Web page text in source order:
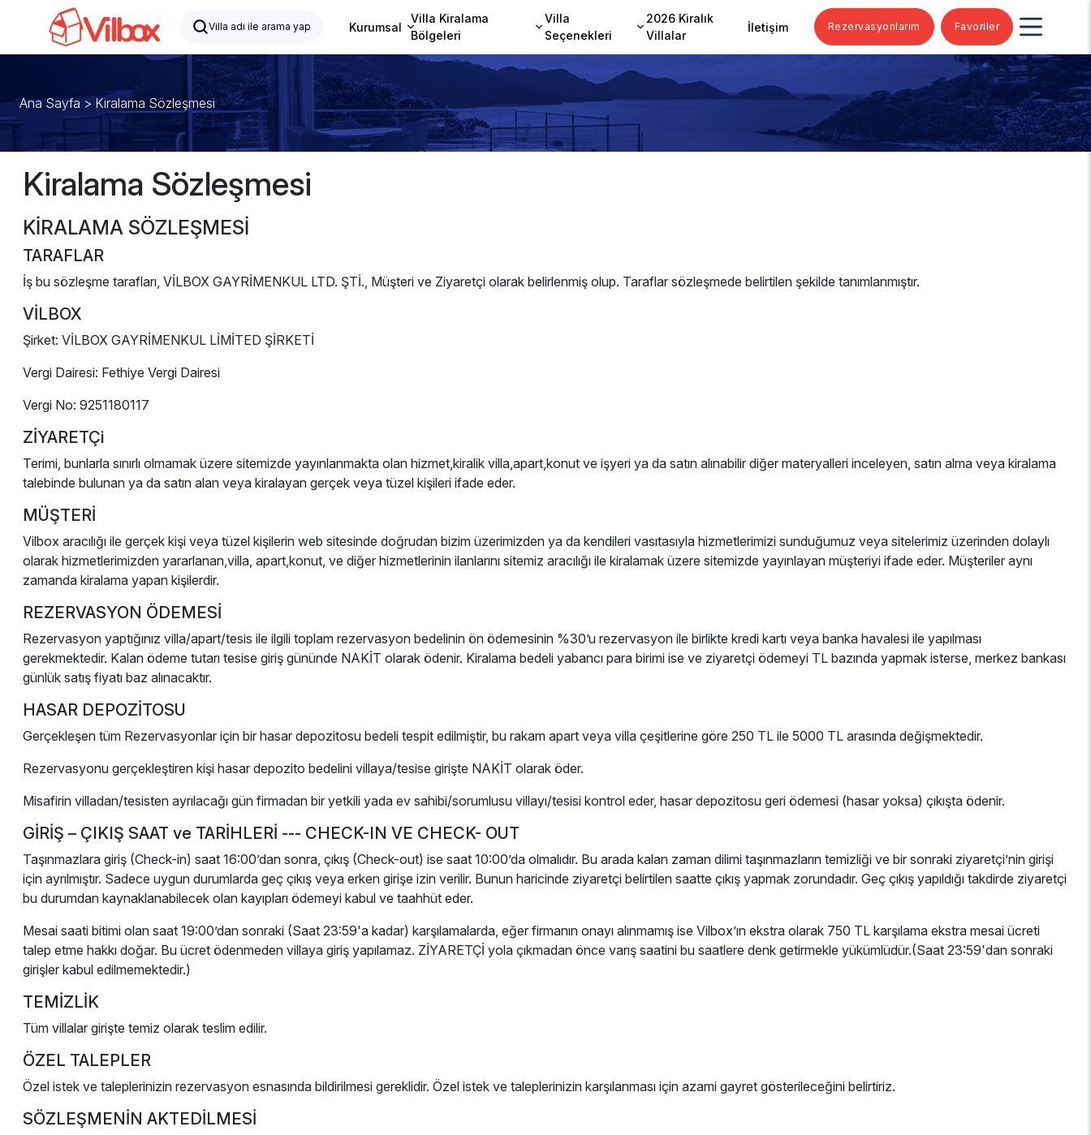
Kurumsal
Villa Kiralama
Bölgeleri
Villa
Seçenekleri
2026 Kiralık
Villalar
İletişim Rezervasyonlarım Favoriler
Ana Sayfa > Kiralama Sözleşmesi
Kiralama Sözleşmesi
KİRALAMA SÖZLEŞMESİ
TARAFLAR
İş bu sözleşme tarafları, VİLBOX GAYRİMENKUL LTD. ŞTİ., Müşteri ve Ziyaretçi olarak belirlenmiş olup. Taraflar sözleşmede belirtilen şekilde tanımlanmıştır.
VİLBOX
Şirket: VİLBOX GAYRİMENKUL LİMİTED ŞİRKETİ
Vergi Dairesi: Fethiye Vergi Dairesi
Vergi No: 9251180117
ZİYARETÇi
Terimi, bunlarla sınırlı olmamak üzere sitemizde yayınlanmakta olan hizmet,kiralik villa,apart,konut ve işyeri ya da satın alınabilir diğer materyalleri inceleyen, satın alma veya kiralama
talebinde bulunan ya da satın alan veya kiralayan gerçek veya tüzel kişileri ifade eder.
MÜŞTERİ
Vilbox aracılığı ile gerçek kişi veya tüzel kişilerin web sitesinde doğrudan bizim üzerimizden ya da kendileri vasıtasıyla hizmetlerimizi sunduğumuz veya sitelerimiz üzerinden dolaylı
olarak hizmetlerimizden yararlanan,villa, apart,konut, ve diğer hizmetlerinin ilanlarını sitemiz aracılığı ile kiralamak üzere sitemizde yayınlayan müşteriyi ifade eder. Müşteriler aynı
zamanda kiralama yapan kişilerdir.
REZERVASYON ÖDEMESİ
Rezervasyon yaptığınız villa/apart/tesis ile ilgili toplam rezervasyon bedelinin ön ödemesinin %30’u rezervasyon ile birlikte kredi kartı veya banka havalesi ile yapılması
gerekmektedir. Kalan ödeme tutarı tesise giriş gününde NAKİT olarak ödenir. Kiralama bedeli yabancı para birimi ise ve ziyaretçi ödemeyi TL bazında yapmak isterse, merkez bankası
günlük satış fiyatı baz alınacaktır.
HASAR DEPOZİTOSU
Gerçekleşen tüm Rezervasyonlar için bir hasar depozitosu bedeli tespit edilmiştir, bu rakam apart veya villa çeşitlerine göre 250 TL ile 5000 TL arasında değişmektedir.
Rezervasyonu gerçekleştiren kişi hasar depozito bedelini villaya/tesise girişte NAKİT olarak öder.
Misafirin villadan/tesisten ayrılacağı gün firmadan bir yetkili yada ev sahibi/sorumlusu villayı/tesisi kontrol eder, hasar depozitosu geri ödemesi (hasar yoksa) çıkışta ödenir.
GİRİŞ – ÇIKIŞ SAAT ve TARİHLERİ --- CHECK-IN VE CHECK- OUT
Taşınmazlara giriş (Check-in) saat 16:00’dan sonra, çıkış (Check-out) ise saat 10:00’da olmalıdır. Bu arada kalan zaman dilimi taşınmazların temizliği ve bir sonraki ziyaretçi’nin girişi
için ayrılmıştır. Sadece uygun durumlarda geç çıkış veya erken girişe izin verilir. Bunun haricinde ziyaretçi belirtilen saatte çıkış yapmak zorundadır. Geç çıkış yapıldığı takdirde ziyaretçi
bu durumdan kaynaklanabilecek olan kayıpları ödemeyi kabul ve taahhüt eder.
Mesai saati bitimi olan saat 19:00’dan sonraki (Saat 23:59'a kadar) karşılamalarda, eğer firmanın onayı alınmamış ise Vilbox’ın ekstra olarak 750 TL karşılama ekstra mesai ücreti
talep etme hakkı doğar. Bu ücret ödenmeden villaya giriş yapılamaz. ZİYARETÇİ yola çıkmadan önce varış saatini bu saatlere denk getirmekle yükümlüdür.(Saat 23:59'dan sonraki
girişler kabul edilmemektedir.)
TEMİZLİK
Tüm villalar girişte temiz olarak teslim edilir.
ÖZEL TALEPLER
Özel istek ve taleplerinizin rezervasyon esnasında bildirilmesi gereklidir. Özel istek ve taleplerinizin karşılanması için azami gayret gösterileceğini belirtiriz.
SÖZLEŞMENİN AKTEDİLMESİ